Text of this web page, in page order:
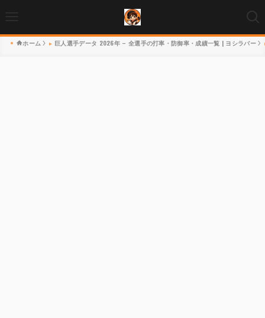
ホーム 巨人選手データ 2026年 – 全選手の打率・防御率・成績一覧 | ヨシラバー